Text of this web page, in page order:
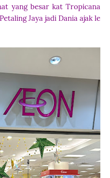
yang besar kat Tropicana
Jaya jadi Dania ajak le